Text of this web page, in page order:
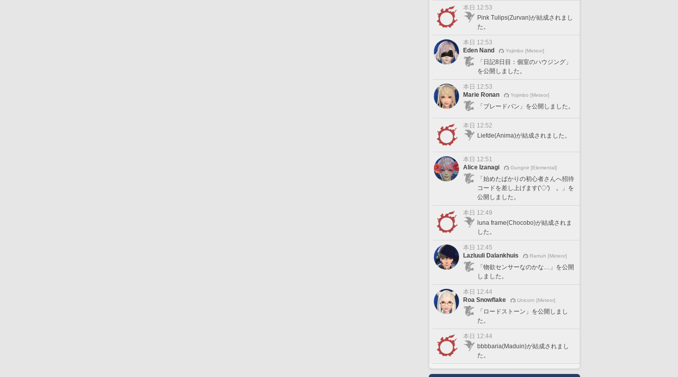
本日 12:53
Pink Tulips(Zurvan)が結成されまし
た。
本日 12:53
Eden Nand
Yojimbo [Meteor]
「日記8日目：個室のハウジング」
を公開しました。
本日 12:53
Marie Ronan
Yojimbo [Meteor]
「ブレードバン」を公開しました。
本日 12:52
Liefde(Anima)が結成されました。
本日 12:51
Alice Izanagi
Gungnir [Elemental]
「始めたばかりの初心者さんへ招待
コードを差し上げます('◇')ゞ。」を
公開しました。
本日 12:49
luna frame(Chocobo)が結成されま
した。
本日 12:45
Lazluuli Dalankhuis
Ramuh [Meteor]
「物欲センサーなのかな…」を公開
しました。
本日 12:44
Roa Snowflake
Unicorn [Meteor]
「ロードストーン」を公開しまし
た。
本日 12:44
bbbbaria(Maduin)が結成されまし
た。